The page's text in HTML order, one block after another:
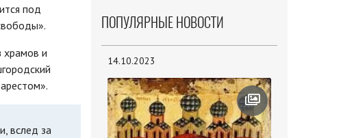
под
храмов и
вслед за
ПОПУЛЯРНЫЕ НОВОСТИ
14.10.2023